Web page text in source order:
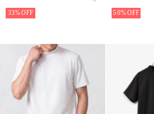
33% 50%